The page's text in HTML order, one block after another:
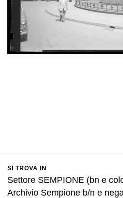
SI TROVA IN
Settore SEMPIONE (bn e
Archivio Sempione b/n e